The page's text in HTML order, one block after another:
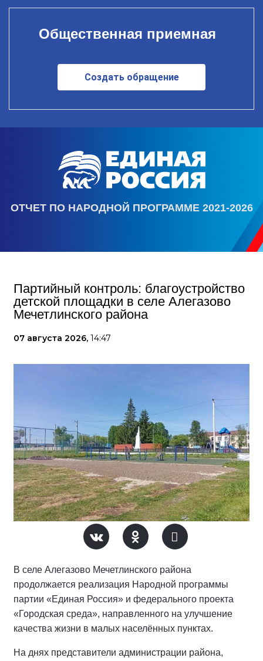
Общественная приемная
Создать обращение
ОТЧЕТ ПО НАРОДНОЙ ПРОГРАММЕ 2021-2026
Партийный контроль: благоустройство
детской площадки в селе Алегазово
Мечетлинского района
07 августа 2026, 14:47
В селе Алегазово Мечетлинского района
продолжается реализация Народной программы
партии «Единая Россия» и федерального проекта
«Городская среда», направленного на улучшение
качества жизни в малых населённых пунктах.
На днях представители администрации района,